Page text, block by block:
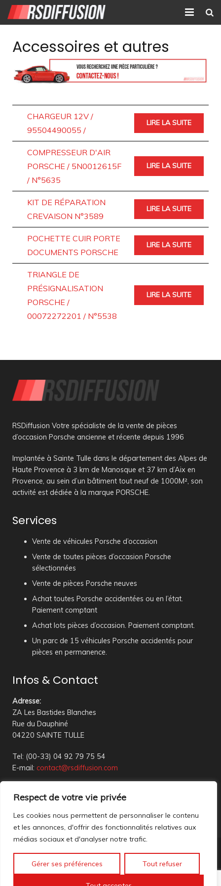
Respect de votre vie privée
Les cookies nous permettent de personnaliser le contenu
et les annonces, d'offrir des fonctionnalités relatives aux
médias sociaux et d'analyser notre trafic.
Gérer ses préférences Tout refuser
Nouvelles annonces
Annonces prolongées
Atelier mécanique
Contact
Accessoires et autres
CHARGEUR 12V /
95504490055 /
LIRE LA SUITE
COMPRESSEUR D'AIR
PORSCHE / 5N0012615F
/ N°5635
LIRE LA SUITE
KIT DE RÉPARATION
CREVAISON N°3589
LIRE LA SUITE
POCHETTE CUIR PORTE
DOCUMENTS PORSCHE
LIRE LA SUITE
TRIANGLE DE
PRÉSIGNALISATION
PORSCHE /
00072272201 / N°5538
LIRE LA SUITE
RSDiffusion Votre spécialiste de la vente de pièces
d’occasion Porsche ancienne et récente depuis 1996
Implantée à Sainte Tulle dans le département des Alpes de
Haute Provence à 3 km de Manosque et 37 km d’Aix en
Provence, au sein d’un bâtiment tout neuf de 1000M², son
activité est dédiée à la marque PORSCHE.
Services
Vente de véhicules Porsche d’occasion
Vente de toutes pièces d’occasion Porsche
sélectionnées
Vente de pièces Porsche neuves
Achat toutes Porsche accidentées ou en l’état.
Paiement comptant
Achat lots pièces d’occasion. Paiement comptant.
Un parc de 15 véhicules Porsche accidentés pour
pièces en permanence.
Infos & Contact
Adresse:
ZA Les Bastides Blanches
Rue du Dauphiné
04220 SAINTE TULLE
Tel: (00-33) 04 92 79 75 54
E-mail: contact@rsdiffusion.com
18h00
Réception en magasin sur rendez-vous uniquement
Nous contacter
Mentions légales